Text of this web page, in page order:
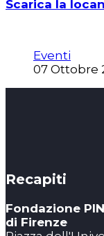
Scarica la
Eventi
07 Ottobre
Recapiti
Fondazione
di Firenze